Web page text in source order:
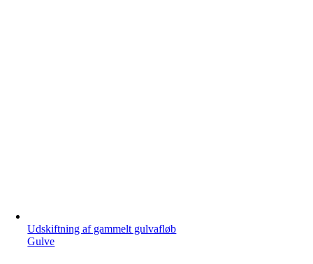
Udskiftning af gammelt gulvafløb
Gulve